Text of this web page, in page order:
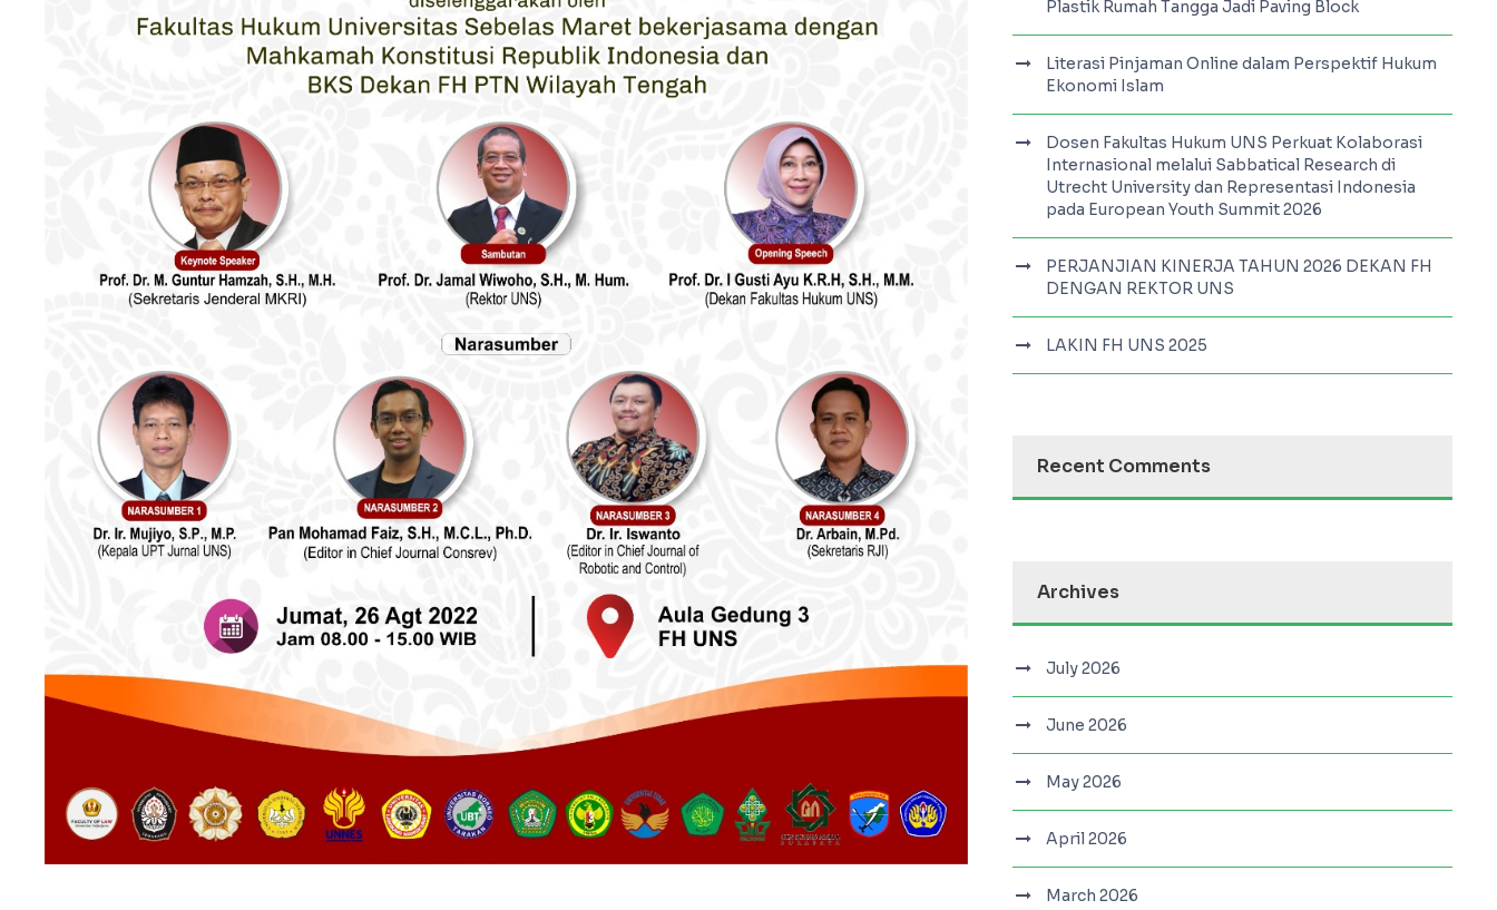
Plastik Rumah Tangga Jadi Paving Block
Literasi Pinjaman Online dalam Perspektif Hukum
Ekonomi Islam
Dosen Fakultas Hukum UNS Perkuat Kolaborasi
Internasional melalui Sabbatical Research di
Utrecht University dan Representasi Indonesia
pada European Youth Summit 2026
PERJANJIAN KINERJA TAHUN 2026 DEKAN FH
DENGAN REKTOR UNS
LAKIN FH UNS 2025
Recent Comments
Archives
July 2026
June 2026
May 2026
April 2026
March 2026